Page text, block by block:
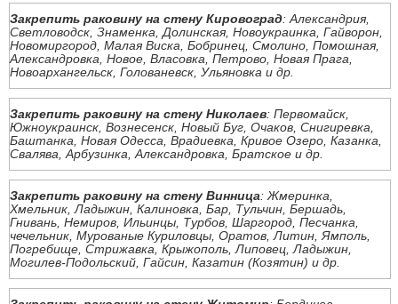
Закрепить раковину на стену Кировоград: Александрия,
Светловодск, Знаменка, Долинская, Новоукраинка, Гайворон,
Новомиргород, Малая Виска, Бобринец, Смолино, Помошная,
Александровка, Новое, Власовка, Петрово, Новая Прага,
Новоархангельск, Голованевск, Ульяновка и др.
Закрепить раковину на стену Николаев: Первомайск,
Южноукраинск, Вознесенск, Новый Буг, Очаков, Снигиревка,
Баштанка, Новая Одесса, Врадиевка, Кривое Озеро, Казанка,
Свалява, Арбузинка, Александровка, Братское и др.
Закрепить раковину на стену Винница: Жмеринка,
Хмельник, Ладыжин, Калиновка, Бар, Тульчин, Бершадь,
Гнивань, Немиров, Ильинцы, Турбов, Шаргород, Песчанка,
чечельник, Мурованые Куриловцы, Оратов, Литин, Ямполь,
Погребище, Стрижавка, Крыжополь, Липовец, Ладыжин,
Могилев-Подольский, Гайсин, Казатин (Козятин) и др.